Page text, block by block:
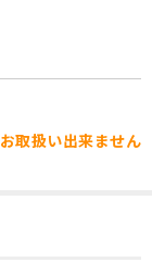
取扱い出来ません